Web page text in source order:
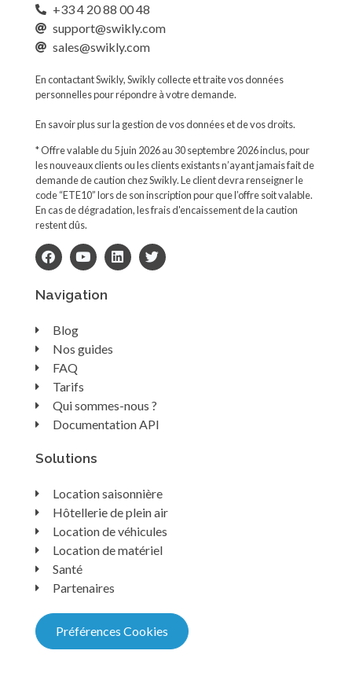
+33 4 20 88 00 48
support@swikly.com
sales@swikly.com
En contactant Swikly, Swikly collecte et traite vos données
personnelles pour répondre à votre demande.
En savoir plus sur la gestion de vos données et de vos droits.
* Offre valable du 5 juin 2026 au 30 septembre 2026 inclus, pour
les nouveaux clients ou les clients existants n’ayant jamais fait de
demande de caution chez Swikly. Le client devra renseigner le
code “ETE10” lors de son inscription pour que l’offre soit valable.
En cas de dégradation, les frais d'encaissement de la caution
restent dûs.
Navigation
Blog
Nos guides
FAQ
Tarifs
Qui sommes-nous ?
Documentation API
Solutions
Location saisonnière
Hôtellerie de plein air
Location de véhicules
Location de matériel
Santé
Partenaires
Préférences Cookies